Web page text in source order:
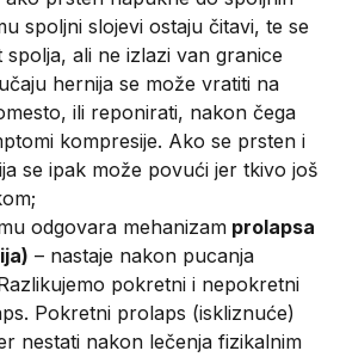
spoljni slojevi ostaju čitavi, te se
ali ne izlazi van granice
hernija se može vratiti na
ili reponirati, nakon čega
kompresije. Ako se prsten i
se ipak može povući jer tkivo još
odgovara mehanizam prolapsa
– nastaje nakon pucanja
pokretni i nepokretni
Pokretni prolaps (iskliznuće)
nestati nakon lečenja fizikalnim